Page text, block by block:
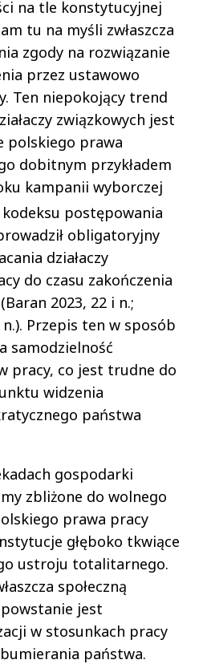
na tle konstytucyjnej
tu na myśli zwłaszcza
zgody na rozwiązanie
przez ustawowo
Ten niepokojący trend
związkowych jest
polskiego prawa
dobitnym przykładem
kampanii wyborczej
kodeksu postępowania
obligatoryjny
działaczy
do czasu zakończenia
2023, 22 i n.;
Przepis ten w sposób
samodzielność
pracy, co jest trudne do
widzenia
państwa
gospodarki
zbliżone do wolnego
prawa pracy
głęboko tkwiące
ustroju totalitarnego.
społeczną
jest
w stosunkach pracy
państwa.